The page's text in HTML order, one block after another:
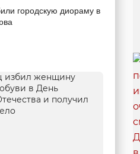
городскую диораму в